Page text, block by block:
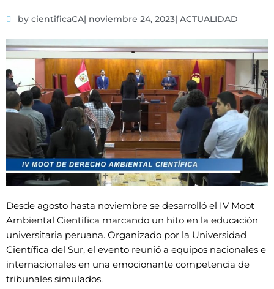
by cientificaCA| noviembre 24, 2023| ACTUALIDAD
Desde agosto hasta noviembre se desarrolló el IV Moot
Ambiental Científica marcando un hito en la educación
universitaria peruana. Organizado por la Universidad
Científica del Sur, el evento reunió a equipos nacionales e
internacionales en una emocionante competencia de
tribunales simulados.